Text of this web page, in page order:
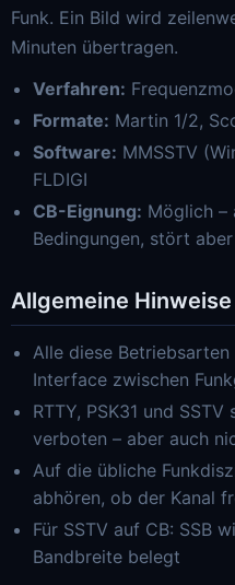
Funk. Ein Bild wird
Minuten übertragen.
Verfahren:
Formate: Martin 1/2,
Software: MMSSTV
FLDIGI
CB-Eignung: Möglich –
Bedingungen, stört
Allgemeine Hinweise
Alle diese
Interface zwischen
RTTY, PSK31 und
verboten – aber auch
Auf die übliche
abhören, ob der Kanal
Für SSTV auf CB: SSB
Bandbreite belegt